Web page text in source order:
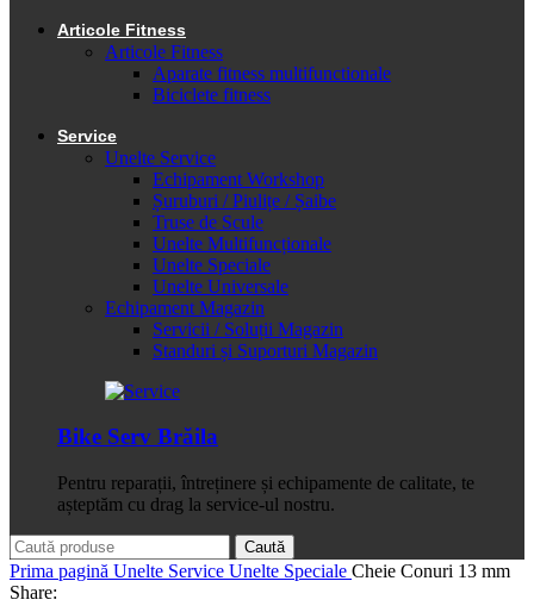
Articole Fitness
Articole Fitness
Aparate fitness multifunctionale
Biciclete fitness
Service
Unelte Service
Echipament Workshop
Șuruburi / Piulițe / Șaibe
Truse de Scule
Unelte Multifuncționale
Unelte Speciale
Unelte Universale
Echipament Magazin
Servicii / Soluții Magazin
Standuri și Suporturi Magazin
Bike Serv Brăila
Pentru reparații, întreținere și echipamente de calitate, te
așteptăm cu drag la service-ul nostru.
Caută
Prima pagină Unelte Service Unelte Speciale Cheie Conuri 13 mm
Share: